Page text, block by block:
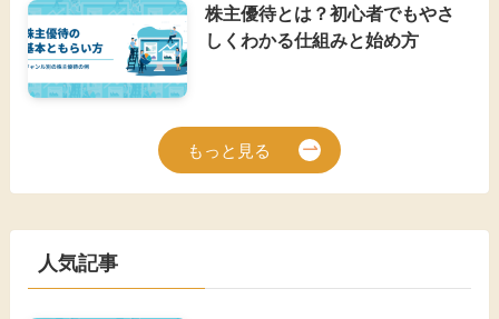
株主優待とは？初心者でもやさ
しくわかる仕組みと始め方
もっと見る
人気記事